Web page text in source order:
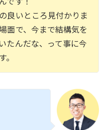
良いところ見付かりま
面で、今まで結構気を
たんだな、って事に今